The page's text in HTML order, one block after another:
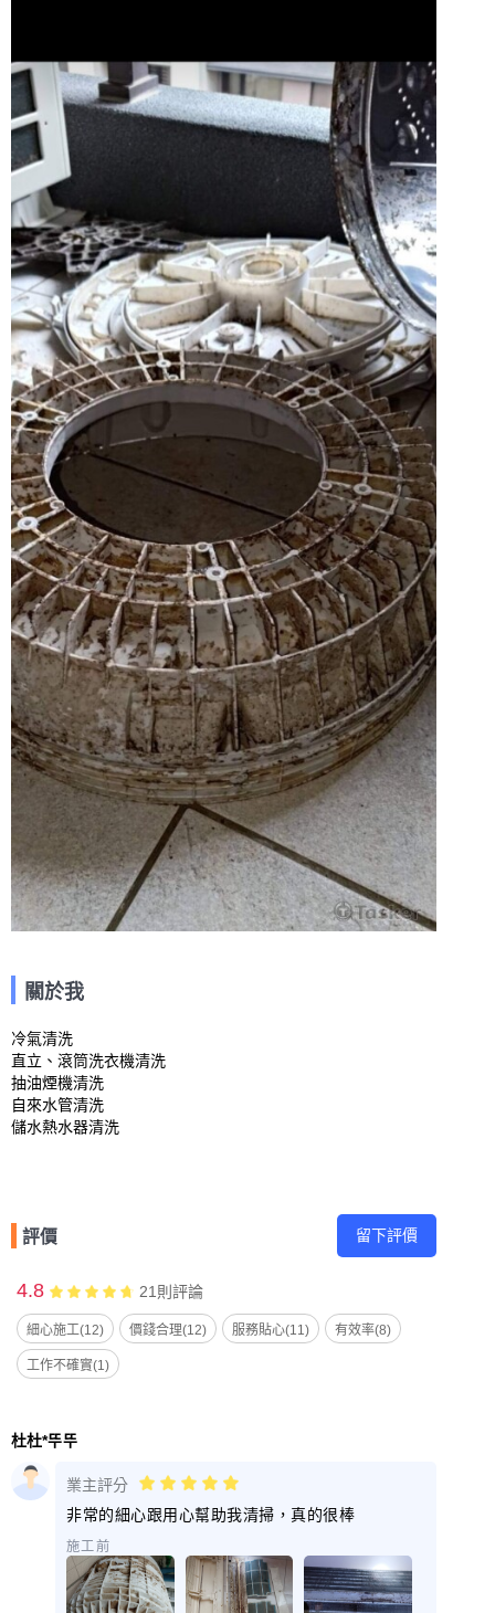
關於我
冷氣清洗
直立、滾筒洗衣機清洗
抽油煙機清洗
自來水管清洗
儲水熱水器清洗
評價 留下評價
4.8 21 則評論
細心施工(12) 價錢合理(12) 服務貼心(11) 有效率(8)
工作不確實(1)
杜杜*뚜뚜
業主評分
非常的細心跟用心幫助我清掃，真的很棒
施工前